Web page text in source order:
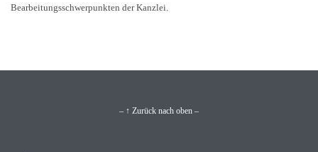
Bearbeitungsschwerpunkten der Kanzlei.
– ↑ Zurück nach oben –